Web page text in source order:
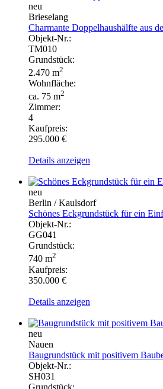
neu
Brieselang
Charmante Doppelhaushälfte aus
Objekt-Nr.:
TM010
Grundstück:
2.470 m2
Wohnfläche:
ca. 75 m2
Zimmer:
4
Kaufpreis:
295.000 €
Details anzeigen
neu
Berlin / Kaulsdorf
Schönes Eckgrundstück für ein
Objekt-Nr.:
GG041
Grundstück:
740 m2
Kaufpreis:
350.000 €
Details anzeigen
neu
Nauen
Baugrundstück mit positivem
Objekt-Nr.:
SH031
Grundstück: